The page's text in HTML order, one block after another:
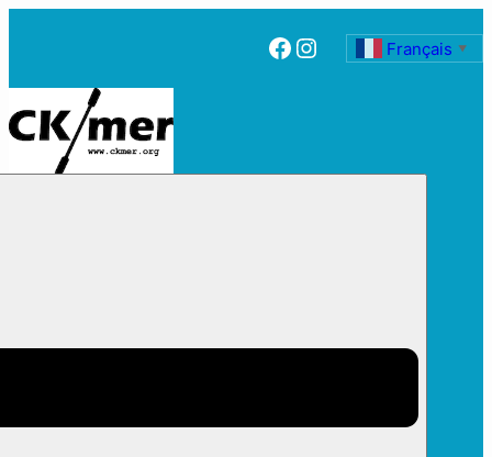
Facebook
InstagramFrançais ▼